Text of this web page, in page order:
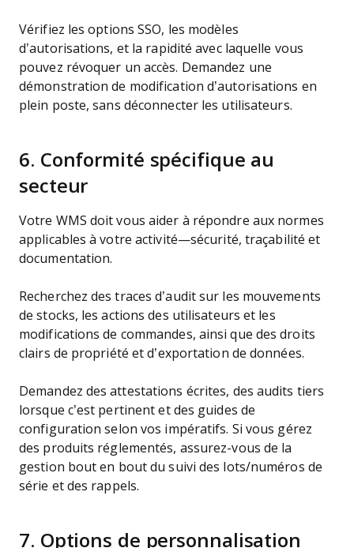
Vérifiez les options SSO, les modèles
d’autorisations, et la rapidité avec laquelle vous
pouvez révoquer un accès. Demandez une
démonstration de modification d’autorisations en
plein poste, sans déconnecter les utilisateurs.
6. Conformité spécifique au
secteur
Votre WMS doit vous aider à répondre aux normes
applicables à votre activité—sécurité, traçabilité et
documentation.
Recherchez des traces d’audit sur les mouvements
de stocks, les actions des utilisateurs et les
modifications de commandes, ainsi que des droits
clairs de propriété et d’exportation de données.
Demandez des attestations écrites, des audits tiers
lorsque c’est pertinent et des guides de
configuration selon vos impératifs. Si vous gérez
des produits réglementés, assurez-vous de la
gestion bout en bout du suivi des lots/numéros de
série et des rappels.
7. Options de personnalisation